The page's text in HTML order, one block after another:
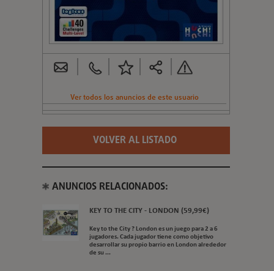
Ver todos los anuncios de este usuario
VOLVER AL LISTADO
ANUNCIOS RELACIONADOS:
KEY TO THE CITY - LONDON (59,99€)
Key to the City ? London es un juego para 2 a 6
jugadores. Cada jugador tiene como objetivo
desarrollar su propio barrio en London alrededor
de su ...